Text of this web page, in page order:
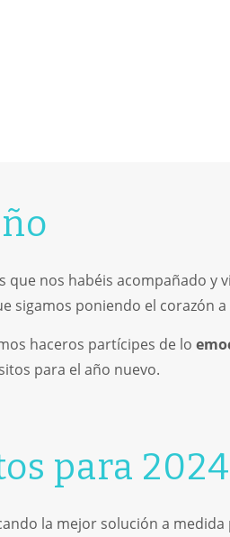
que nos habéis acompañado y
sigamos poniendo el corazón
haceros partícipes de lo
para el año nuevo.
para 2024
la mejor solución a